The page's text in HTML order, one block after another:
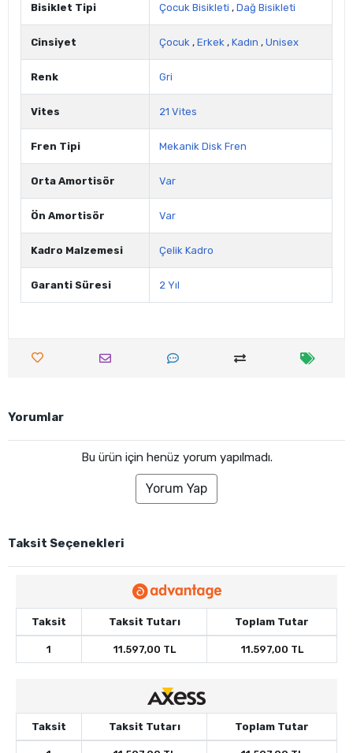
Bisiklet Tipi Çocuk Bisikleti , Dağ Bisikleti
Cinsiyet Çocuk , Erkek , Kadın , Unisex
Renk Gri
Vites 21 Vites
Fren Tipi Mekanik Disk Fren
Orta Amortisör Var
Ön Amortisör Var
Kadro Malzemesi Çelik Kadro
Garanti Süresi 2 Yıl
Yorumlar
Bu ürün için henüz yorum yapılmadı.
Yorum Yap
Taksit Seçenekleri
Taksit Taksit Tutarı Toplam Tutar
1 11.597,00 TL 11.597,00 TL
Taksit Taksit Tutarı Toplam Tutar